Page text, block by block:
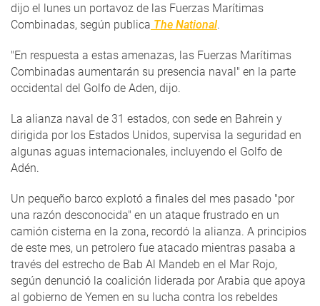
dijo el lunes un portavoz de las Fuerzas Marítimas
Combinadas, según publica The National.
"En respuesta a estas amenazas, las Fuerzas Marítimas
Combinadas aumentarán su presencia naval" en la parte
occidental del Golfo de Aden, dijo.
La alianza naval de 31 ­estados, con sede en Bahrein y
dirigida por los Estados Unidos, supervisa la seguridad en
algunas aguas internacionales, incluyendo el Golfo de
Adén.
Un pequeño barco explotó a finales del mes pasado "por
una razón desconocida" en un ataque frustrado en un
camión cisterna en la zona, recordó la alianza. A principios
de este mes, un petrolero fue atacado mientras pasaba a
través del estrecho de Bab Al Mandeb en el Mar Rojo,
según denunció la coalición liderada por Arabia que apoya
al gobierno de Yemen en su lucha contra los rebeldes